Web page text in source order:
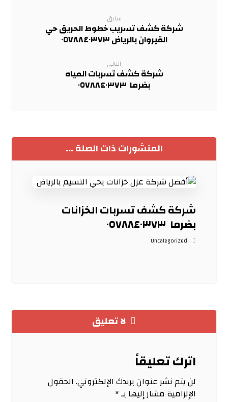
سابق
شركة كشف تسريب خطوط الحريق حي
القيروان بالرياض ٠٥٧٨٨٤٠٣٧٣
التالي
شركة كشف تسربات المياه
بضرما ٠٥٧٨٨٤٠٣٧٣
المنشورات ذات الصلة ...
شركة كشف تسربات الخزانات
بضرما ٠٥٧٨٨٤٠٣٧٣
Uncategorized
لا تعليق
اترك تعليقاً
لن يتم نشر عنوان بريدك الإلكتروني. الحقول
الإلزامية مشار إليها بـ*